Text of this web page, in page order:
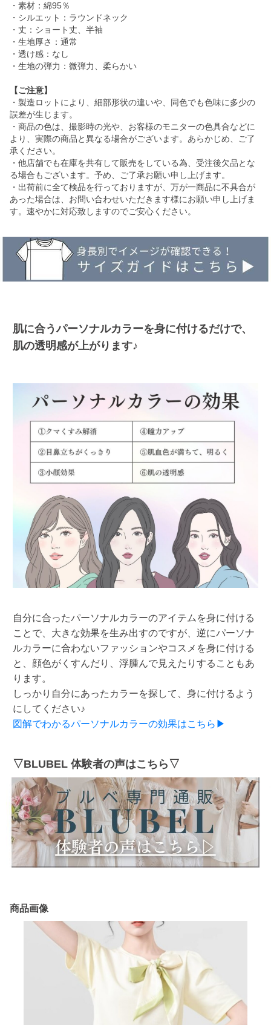
・素材：綿95％
・シルエット：ラウンドネック
・丈：ショート丈、半袖
・生地厚さ：通常
・透け感：なし
・生地の弾力：微弾力、柔らかい
【ご注意】
・製造ロットにより、細部形状の違いや、同色でも色味に多少の
誤差が生じます。
・商品の色は、撮影時の光や、お客様のモニターの色具合などに
より、実際の商品と異なる場合がございます。あらかじめ、ご了
承ください。
・他店舗でも在庫を共有して販売をしている為、受注後欠品とな
る場合もございます。予め、ご了承お願い申し上げます。
・出荷前に全て検品を行っておりますが、万が一商品に不具合が
あった場合は、お問い合わせいただきます様にお願い申し上げま
す。速やかに対応致しますのでご安心ください。
肌に合うパーソナルカラーを身に付けるだけで、
肌の透明感が上がります♪
自分に合ったパーソナルカラーのアイテムを身に付ける
ことで、大きな効果を生み出すのですが、逆にパーソナ
ルカラーに合わないファッションやコスメを身に付ける
と、顔色がくすんだり、浮腫んで見えたりすることもあ
ります。
しっかり自分にあったカラーを探して、身に付けるよう
にしてください♪
図解でわかるパーソナルカラーの効果はこちら▶
▽BLUBEL 体験者の声はこちら▽
商品画像